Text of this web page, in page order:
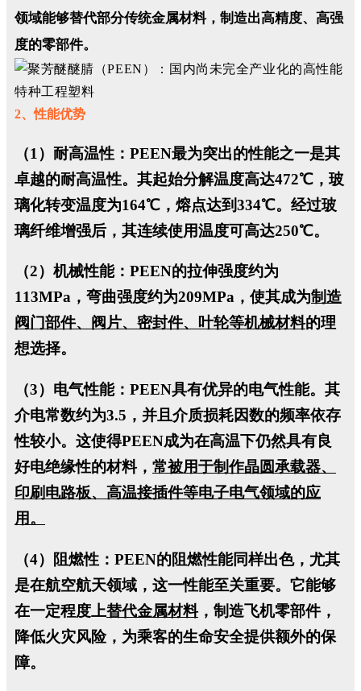
领域能够替代部分传统金属材料，制造出高精度、高强
度的零部件。
2、性能优势
（1）耐高温性： PEEN最为突出的性能之一是其
卓越的耐高温性。其起始分解温度高达472℃，玻
璃化转变温度为164℃，熔点达到334℃。经过玻
璃纤维增强后，其连续使用温度可高达250℃。
（2）机械性能： PEEN的拉伸强度约为
113MPa，弯曲强度约为209MPa，使其成为制造
阀门部件、阀片、密封件、叶轮等机械材料的理
想选择。
（3）电气性能： PEEN具有优异的电气性能。其
介电常数约为3.5，并且介质损耗因数的频率依存
性较小。这使得PEEN成为在高温下仍然具有良
好电绝缘性的材料， 常被用于制作晶圆承载器、
印刷电路板、高温接插件等电子电气领域的应
用。
（4）阻燃性： PEEN的阻燃性能同样出色，尤其
是在航空航天领域，这一性能至关重要。它能够
在一定程度上替代金属材料，制造飞机零部件，
降低火灾风险，为乘客的生命安全提供额外的保
障。